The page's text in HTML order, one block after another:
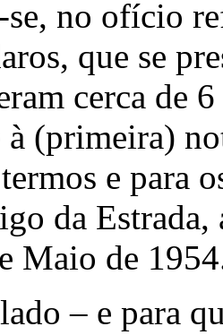
no ofício
que se
cerca de
à (primeira)
e para
da
Maio de
– e para